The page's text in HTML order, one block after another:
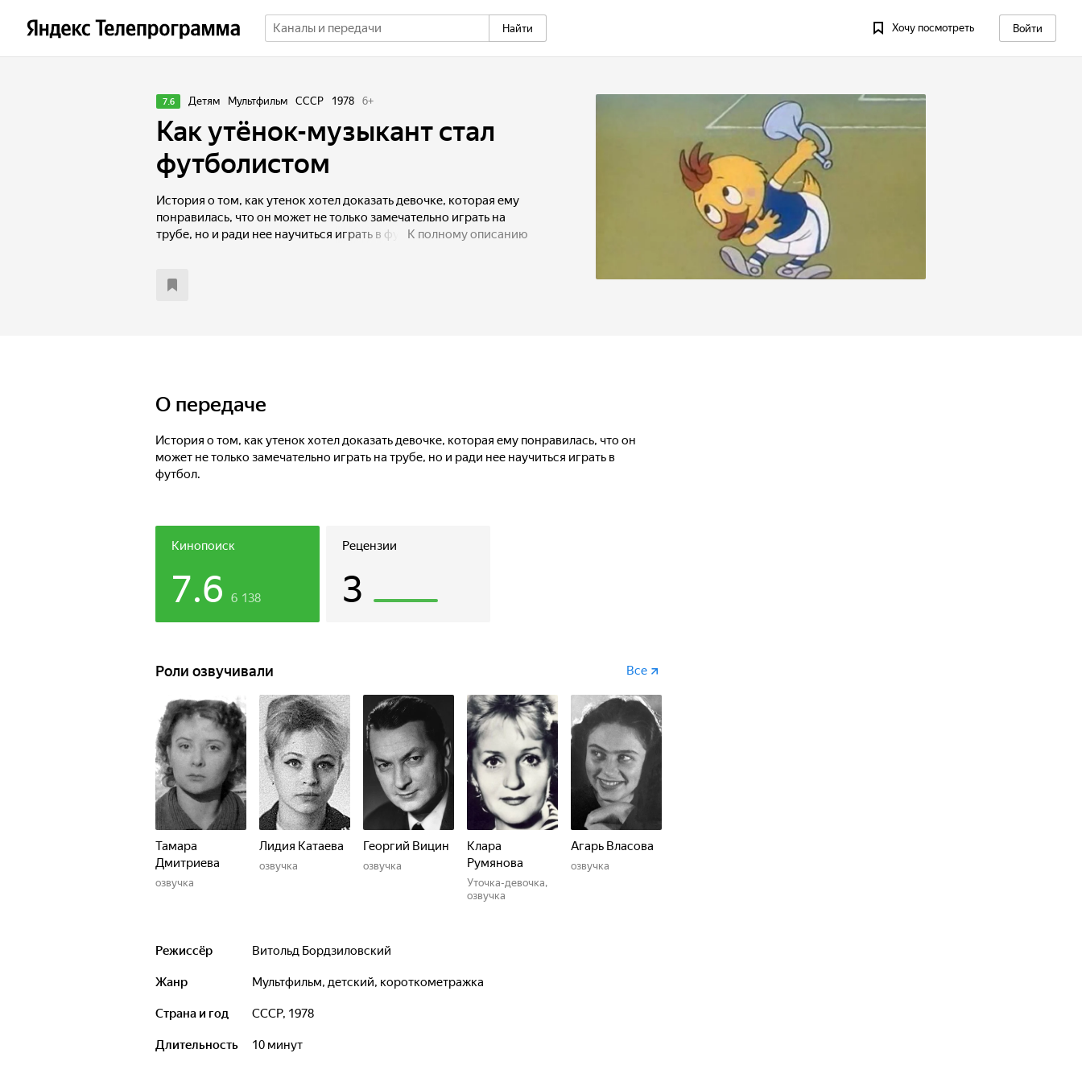
Найти Хочу посмотреть Войти
7.6 Детям Мультфильм СССР 1978 6+
Как утёнок-музыкант стал
футболистом
История о том, как утенок хотел доказать девочке, которая ему
понравилась, что он может не только замечательно играть на
трубе, но и ради нее научиться играть в футбол.К полному описанию
О передаче
История о том, как утенок хотел доказать девочке, которая ему понравилась, что он
может не только замечательно играть на трубе, но и ради нее научиться играть в
футбол.
Кинопоиск
7.6 6 138
Рецензии
3
Роли озвучивали Все
Тамара
Дмитриева
озвучка
Лидия Катаева
озвучка
Георгий Вицин
озвучка
Клара
Румянова
Уточка-девочка,
озвучка
Агарь Власова
озвучка
Режиссёр Витольд Бордзиловский
Жанр мультфильм, детский, короткометражка
Страна и год СССР, 1978
Длительность 10 минут